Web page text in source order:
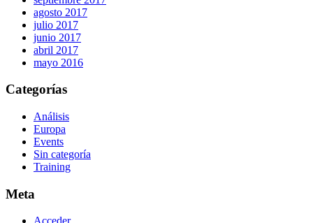
agosto 2017
julio 2017
junio 2017
abril 2017
mayo 2016
Categorías
Análisis
Europa
Events
Sin categoría
Training
Meta